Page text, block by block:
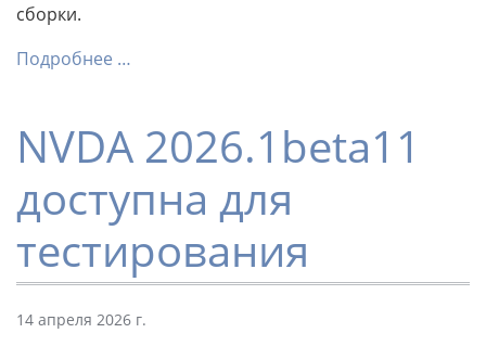
сборки.
Подробнее …
NVDA 2026.1beta11
доступна для
тестирования
14 апреля 2026 г.